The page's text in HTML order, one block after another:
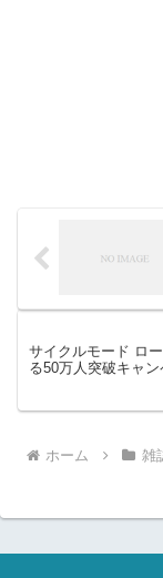
サイクルモード ロ
る50万人突破キャ
ホーム 雑